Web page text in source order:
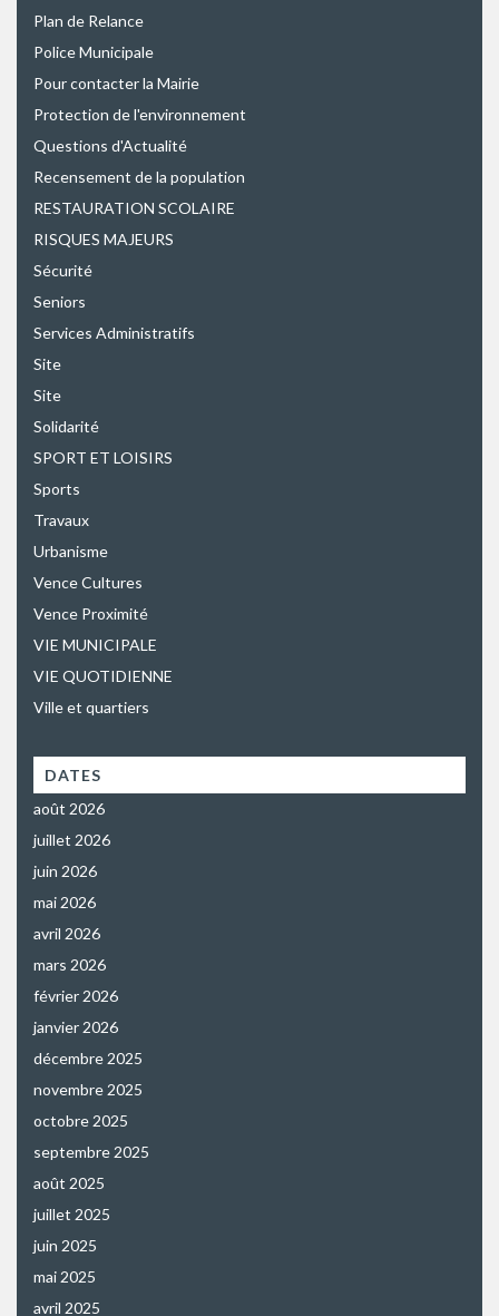
Plan de Relance
Police Municipale
Pour contacter la Mairie
Protection de l'environnement
Questions d'Actualité
Recensement de la population
RESTAURATION SCOLAIRE
RISQUES MAJEURS
Sécurité
Seniors
Services Administratifs
Site
Site
Solidarité
SPORT ET LOISIRS
Sports
Travaux
Urbanisme
Vence Cultures
Vence Proximité
VIE MUNICIPALE
VIE QUOTIDIENNE
Ville et quartiers
DATES
août 2026
juillet 2026
juin 2026
mai 2026
avril 2026
mars 2026
février 2026
janvier 2026
décembre 2025
novembre 2025
octobre 2025
septembre 2025
août 2025
juillet 2025
juin 2025
mai 2025
avril 2025